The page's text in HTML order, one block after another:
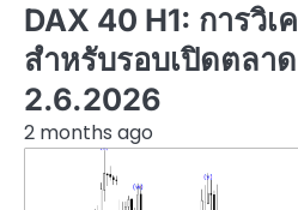
DAX 40 H1: การวิเ
สำหรับรอบเปิดตลา
2.6.2026
2 months ago